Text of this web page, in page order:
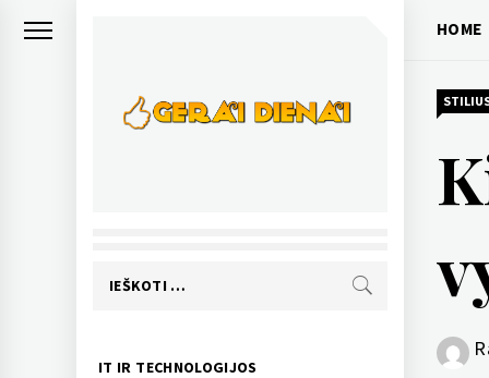
Ieškoti:
Primary
IT IR TECHNOLOGIJOS
HOME